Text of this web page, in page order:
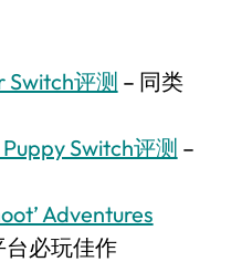
Switch评测 – 同类
Switch评测 –
Adventures
台必玩佳作